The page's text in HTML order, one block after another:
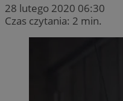
28 lutego 2020 06:30
Czas czytania: 2 min.